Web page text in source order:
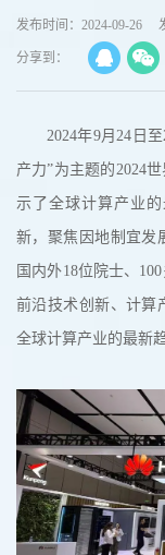
发布时间：2024-09-26
分享到：
2024年9月24日
产力”为主题的2024
示了全球计算产业
新，聚焦因地制宜发
国内外18位院士、
前沿技术创新、计算
全球计算产业的最新